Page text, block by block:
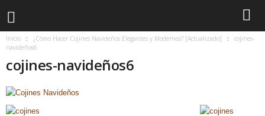
Inicio ¿Cómo Hacer Cojines Navideños Elegantes y Modernos? [Actualizado]
cojines-
navideños6
cojines-navideños6